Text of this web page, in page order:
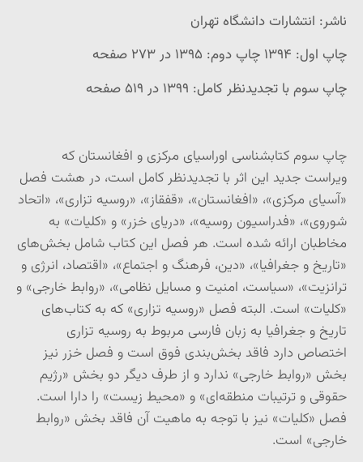
ناشر: انتشارات دانشگاه تهران
چاپ اول: ۱۳۹۴ چاپ دوم: ۱۳۹۵ در ۲۷۳ صفحه
چاپ سوم با تجدیدنظر کامل: ۱۳۹۹ در ۵۱۹ صفحه
چاپ سوم کتابشناسی اوراسیای مرکزی و افغانستان که
ویراست جدید این اثر با تجدیدنظر کامل است، در هشت فصل
«آسیای مرکزی»، «افغانستان»، «قفقاز»، «روسیه تزاری»، «اتحاد
شوروی»، «فدراسیون روسیه»، «دریای خزر» و «کلیات» به
مخاطبان ارائه شده است. هر فصل این کتاب شامل بخش‌های
«تاریخ و جغرافیا»، «دین، فرهنگ و اجتماع»، «اقتصاد، انرژی و
ترانزیت»، «سیاست، امنیت و مسایل نظامی»، «روابط خارجی» و
«کلیات» است. البته فصل «روسیه تزاری» که به کتاب‌های
تاریخ و جغرافیا به زبان فارسی مربوط به روسیه تزاری
اختصاص دارد فاقد بخش‌بندی فوق است و فصل خزر نیز
بخش «روابط خارجی» ندارد و از طرف دیگر دو بخش «رژیم
حقوقی و ترتیبات منطقه‌ای» و «محیط زیست» را دارا است.
فصل «کلیات» نیز با توجه به ماهیت آن فاقد بخش «روابط
خارجی» است.